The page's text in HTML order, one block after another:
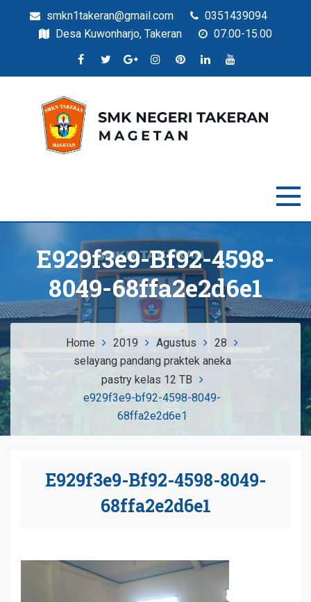
smkn1takeran@gmail.com
0351439094
Desa Kuwonharjo, Takeran
07.00-15.00
Situs Resmi SMKN Takeran
E929f3e9-Bf92-4598-
8049-68ffa2e2d6e1
Home 2019 Agustus
28
selayang pandang praktek aneka
pastry kelas 12 TB
e929f3e9-bf92-4598-8049-
68ffa2e2d6e1
E929f3e9-Bf92-4598-8049-
68ffa2e2d6e1